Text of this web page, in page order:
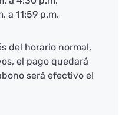
a 11:59 p.m.
del horario normal,
el pago quedará
será efectivo el